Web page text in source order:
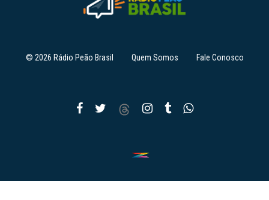
© 2026 Rádio Peão Brasil Quem Somos Fale Conosco